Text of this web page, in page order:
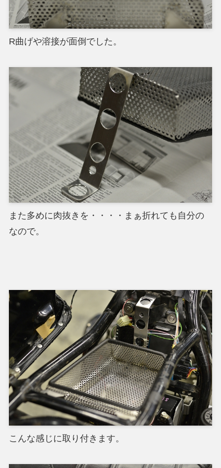
R曲げや溶接が面倒でした。
また多めに肉抜きを・・・・まぁ折れても自分の
なので。
こんな感じに取り付きます。